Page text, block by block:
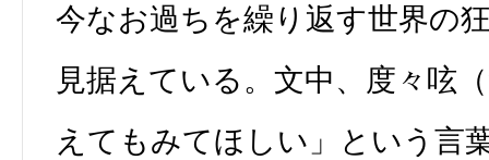
今なお過ちを繰り返す世界の
見据えている。文中、度々呟
えてもみてほしい」という言